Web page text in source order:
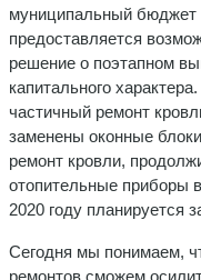
муниципальный бюджет
предоставляется
решение о поэтапном
капитального
частичный ремонт
заменены оконные
ремонт кровли,
отопительные приборы
2020 году планируется
Сегодня мы понимаем,
ремонтов сможем